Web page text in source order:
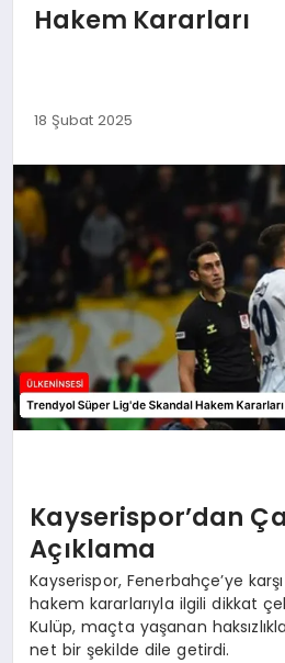
MAGAZIN
SPOR
TEKNOLOJI
YAŞAM
MALATYA HABERLERI
Hakem Kararları
18 Şubat 2025
Kayserispor’dan
Açıklama
Kayserispor, Fenerbahçe’ye
hakem kararlarıyla ilgili dikkat
Kulüp, maçta yaşanan
net bir şekilde dile getirdi.